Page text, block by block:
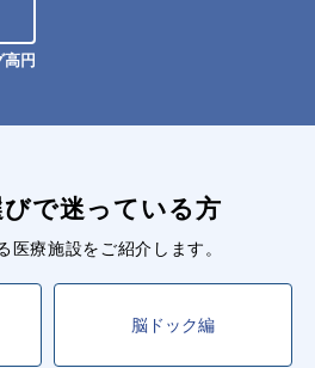
高円
びで迷っている方
医療施設をご紹介します。
脳ドック編